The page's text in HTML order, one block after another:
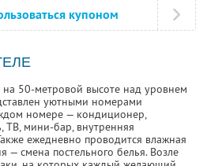
купоном
на 50-метровой высоте над уровнем
уютными номерами
номере — кондиционер,
ТВ, мини-бар, внутренняя
ежедневно проводится влажная
— смена постельного белья. Возле